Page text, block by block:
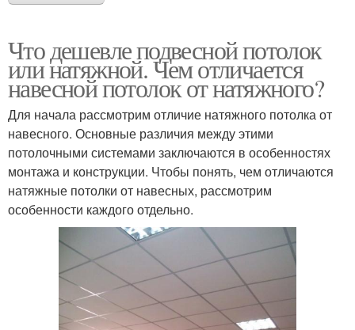
Что дешевле подвесной потолок
или натяжной. Чем отличается
навесной потолок от натяжного?
Для начала рассмотрим отличие натяжного потолка от
навесного. Основные различия между этими
потолочными системами заключаются в особенностях
монтажа и конструкции. Чтобы понять, чем отличаются
натяжные потолки от навесных, рассмотрим
особенности каждого отдельно.